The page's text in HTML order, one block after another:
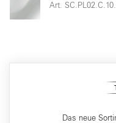
Art.
Das neue